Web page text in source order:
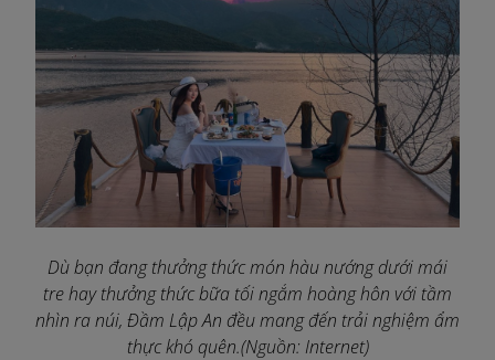
Dù bạn đang thưởng thức món hàu nướng dưới mái
tre hay thưởng thức bữa tối ngắm hoàng hôn với tầm
nhìn ra núi, Đầm Lập An đều mang đến trải nghiệm ẩm
thực khó quên.(Nguồn: Internet)